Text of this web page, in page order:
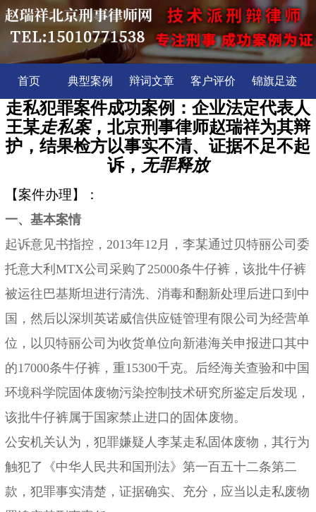
首页 典型案例 辩词文章 客户评价 锦旗足迹
走私犯罪案件成功案例：企业法定代表人
王某走私案，北京刑事律师赵瑞祥为其辩
护，结果检方以事实不清、证据不足不起
诉， 无罪释放
【案件办理】：
一、基本案情
起诉意见书指控， 2013年12月，李某通过贝特丽公司委
托意大利MTX公司采购了25000条牛仔裤，该批牛仔裤
被运往巴基斯坦进行清洗、消毒和翻新处理后进口到中
国，然后以深圳英诺威信供应链管理有限公司为经营单
位，以贝特丽公司为收货单位向新港海关申报进口其中
的17000条牛仔裤，重15300千克。后经海关查验和中国
环境科学院固体废物污染控制技术研究所鉴定后发现，
该批牛仔裤属于国家禁止进口的固体废物。
公安机关认为，犯罪嫌疑人李某走私固体废物，其行为
触犯了《中华人民共和国刑法》第一百五十二条第二
款，犯罪事实清楚，证据确实、充分，应当以走私废物